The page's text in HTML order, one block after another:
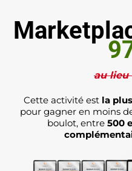
au lieu
Cette activité estla
pour gagner en moins
boulot, entre 500